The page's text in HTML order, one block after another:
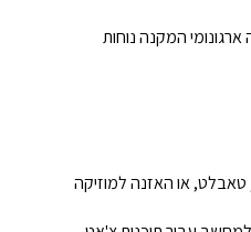
המקנה נוחות
או האזנה למוזיקה